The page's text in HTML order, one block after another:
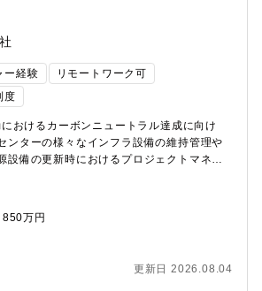
て注力いただきます。【仕事の魅力・やり
ら、扱う数字・業務のスケールが大きく、
多大な達成感を味わうことができるポジシ
、定期的な経営報告の機会があるなど、経
となります。【会社の魅力】■働き方につい
上の在宅勤務活用率。・コアタイム無しの
子育て、介護、私用問わず私生活に合わせ
・サテライトオフィスは1,900拠点で場所を
スコードの自由化や、活き活きと働くため
ア形成を推進し、グループ全体でポスティ
用可能。・各部組織エンゲージメントを高
・多様な“個”の成長支援としてオンデマンド
ド、専門性を学び、個々の強みを磨き上げ
ー経験
リモートワーク可
度
おけるカーボンニュートラル達成に向け
ンターの様々なインフラ設備の維持管理や
設備の更新時におけるプロジェクトマネジ
を取りながらご担当いただきます。[直近の
受電設備、変電設備の更新・2.6MW太陽光
照明のLED更新・空調熱源機器、制御シス
の担当領域・ポジション】日産テクニカル
維持管理、更新計画及び改善を行い、研究
万円
更新日 2026.08.04